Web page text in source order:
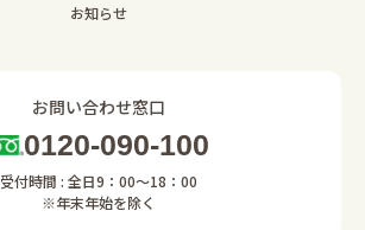
お知らせ
お問い合わせ窓口
0120-090-100
受付時間 : 全日9：00～18：00
※年末年始を除く